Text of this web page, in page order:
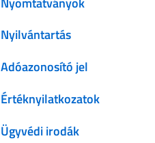
Nyilvántartás
Adóazonosító jel
Értéknyilatkozatok
Ügyvédi irodák